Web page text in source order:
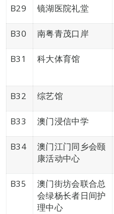
B29 镜湖医院礼堂
B30 南粤青茂口岸
B31 科大体育馆
B32 综艺馆
B33 澳门浸信中学
B34
澳门江门同乡会颐
康活动中心
B35
澳门街坊会联合总
会绿杨长者日间护
理中心